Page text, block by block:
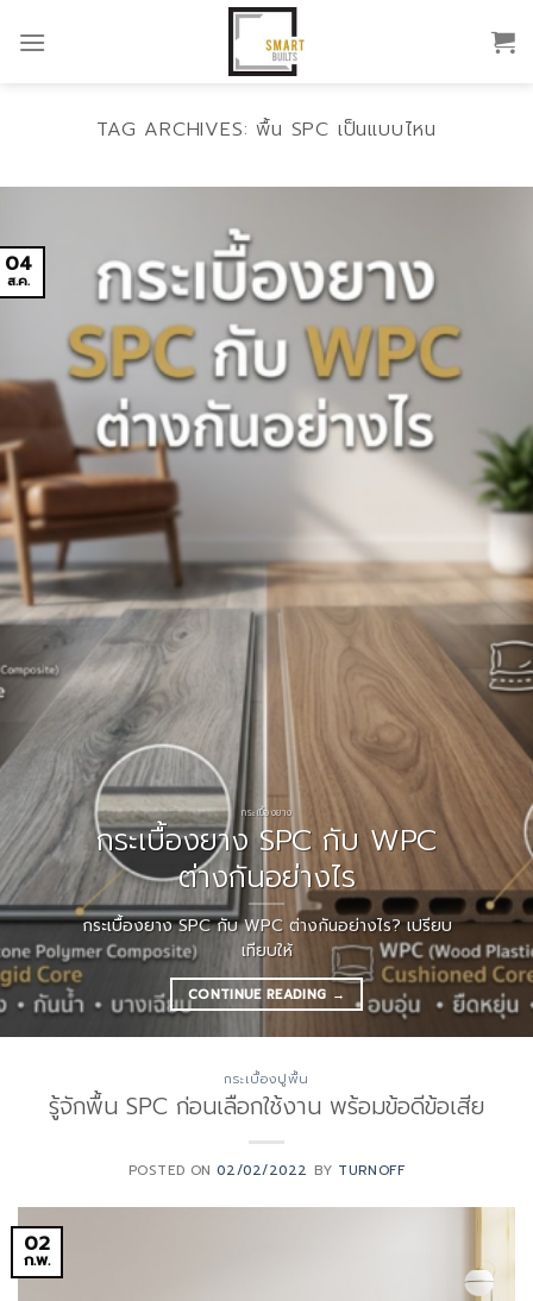
TAG ARCHIVES:พื้น SPC เป็นแบบไหน
กระเบื้องยาง
กระเบื้องยาง SPC กับ WPC
ต่างกันอย่างไร
กระเบื้องยาง SPC กับ WPC ต่างกันอย่างไร? เปรียบ
เทียบให้
CONTINUE READING →
04
ส.ค.
กระเบื้องปูพื้น
รู้จักพื้น SPC ก่อนเลือกใช้งาน พร้อมข้อดีข้อเสีย
POSTED ON02/02/2022 BY TURNOFF
02
ก.พ.